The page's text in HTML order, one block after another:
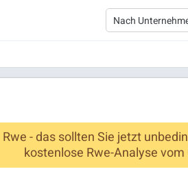
Rwe - das sollten Sie jetzt
kostenlose Rwe-Analyse